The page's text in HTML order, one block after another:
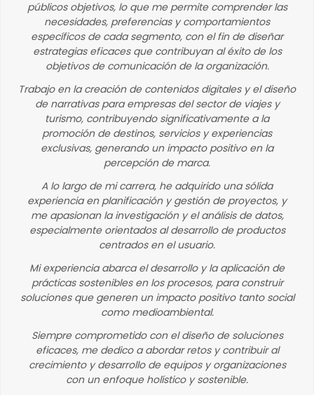
públicos objetivos, lo que me permite comprender las
necesidades, preferencias y comportamientos
específicos de cada segmento, con el fin de diseñar
estrategias eficaces que contribuyan al éxito de los
objetivos de comunicación de la organización.
Trabajo en la creación de contenidos digitales y el diseño
de narrativas para empresas del sector de viajes y
turismo, contribuyendo significativamente a la
promoción de destinos, servicios y experiencias
exclusivas, generando un impacto positivo en la
percepción de marca.
A lo largo de mi carrera, he adquirido una sólida
experiencia en planificación y gestión de proyectos, y
me apasionan la investigación y el análisis de datos,
especialmente orientados al desarrollo de productos
centrados en el usuario.
Mi experiencia abarca el desarrollo y la aplicación de
prácticas sostenibles en los procesos, para construir
soluciones que generen un impacto positivo tanto social
como medioambiental.
Siempre comprometido con el diseño de soluciones
eficaces, me dedico a abordar retos y contribuir al
crecimiento y desarrollo de equipos y organizaciones
con un enfoque holístico y sostenible.